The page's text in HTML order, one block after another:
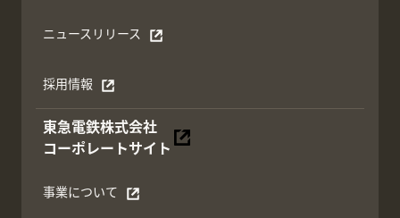
ニュースリリース
別ウィンドウで開く
採用情報
別ウィンドウで開く
東急電鉄株式会社
コーポレートサイト
別ウィンドウで開く
事業について
別ウィンドウで開く